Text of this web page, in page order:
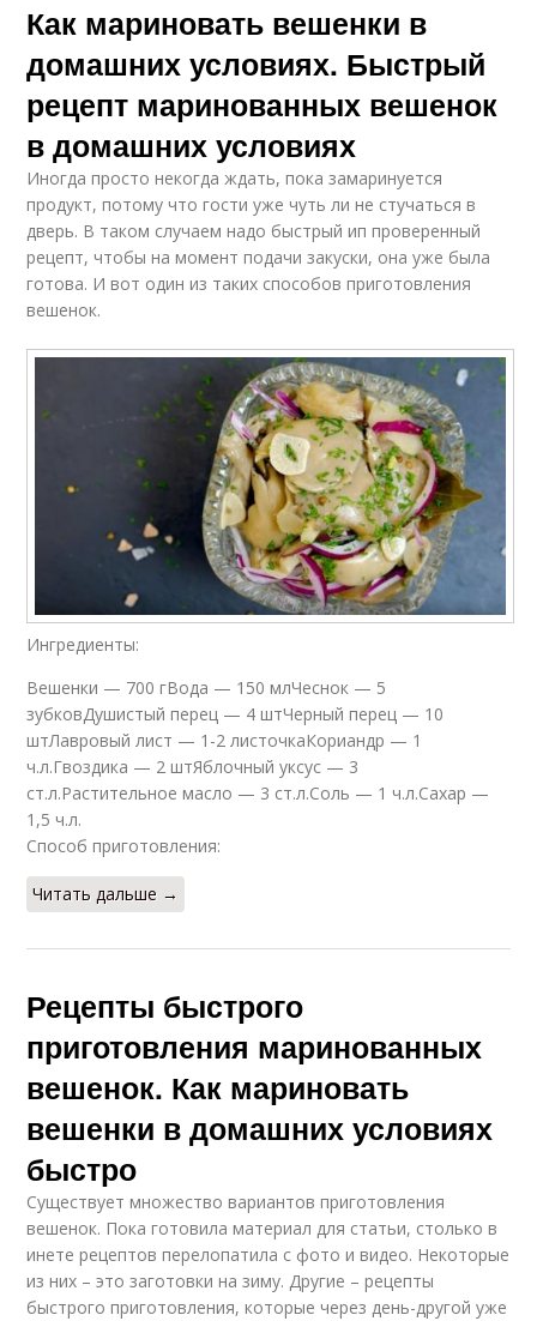
Вкусная хреновина Рецепт с чесноком
Интересные рецепты
Рецепт с пошаговыми
фото
Рецепт с горчицей Любимые рецепты
Рецепт без уксуса
Рецепт без
стерилизации
Рецепт с морковью Вкусный борщ
Универсальный
Стандартный рецепт
Вкусные помидоры
Рецепты с капустой Любимый рецепт
Как мариновать вешенки в
домашних условиях. Быстрый
рецепт маринованных вешенок
в домашних условиях
Иногда просто некогда ждать, пока замаринуется
продукт, потому что гости уже чуть ли не стучаться в
дверь. В таком случаем надо быстрый ип проверенный
рецепт, чтобы на момент подачи закуски, она уже была
готова. И вот один из таких способов приготовления
вешенок.
Ингредиенты:
Вешенки — 700 гВода — 150 млЧеснок — 5
зубковДушистый перец — 4 штЧерный перец — 10
штЛавровый лист — 1-2 листочкаКориандр — 1
ч.л.Гвоздика — 2 штЯблочный уксус — 3
ст.л.Растительное масло — 3 ст.л.Соль — 1 ч.л.Сахар —
1,5 ч.л.
Способ приготовления:
Читать дальше →
Рецепты быстрого
приготовления маринованных
вешенок. Как мариновать
вешенки в домашних условиях
быстро
Существует множество вариантов приготовления
вешенок. Пока готовила материал для статьи, столько в
инете рецептов перелопатила с фото и видео. Некоторые
из них – это заготовки на зиму. Другие – рецепты
быстрого приготовления, которые через день-другой уже